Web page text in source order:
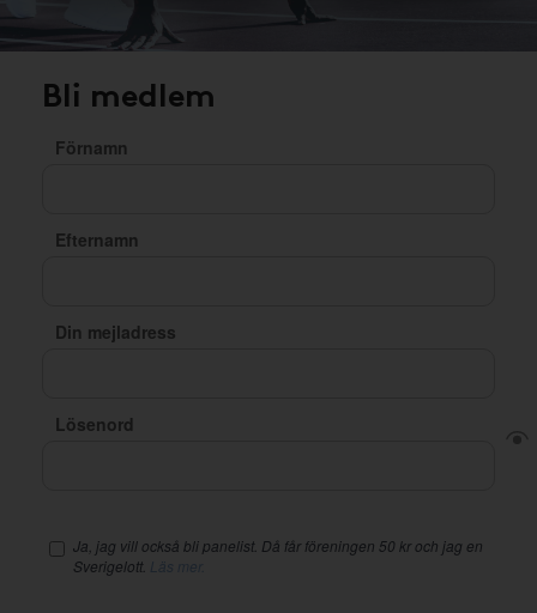
Bli medlem
Förnamn
Efternamn
Din mejladress
Lösenord
Ja, jag vill också bli panelist. Då får föreningen 50 kr och jag en
Sverigelott. Läs mer.